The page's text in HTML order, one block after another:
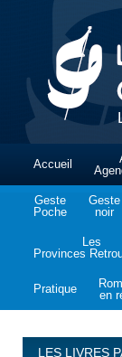
Accueil
Geste
Poche
Geste
noir
Les
Provinces
Pratique
en
LES LIVRES